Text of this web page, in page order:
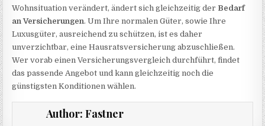
Wohnsituation verändert, ändert sich gleichzeitig der Bedarf
an Versicherungen. Um Ihre normalen Güter, sowie Ihre
Luxusgüter, ausreichend zu schützen, ist es daher
unverzichtbar, eine Hausratsversicherung abzuschließen.
Wer vorab einen Versicherungsvergleich durchführt, findet
das passende Angebot und kann gleichzeitig noch die
günstigsten Konditionen wählen.
Author: Fastner